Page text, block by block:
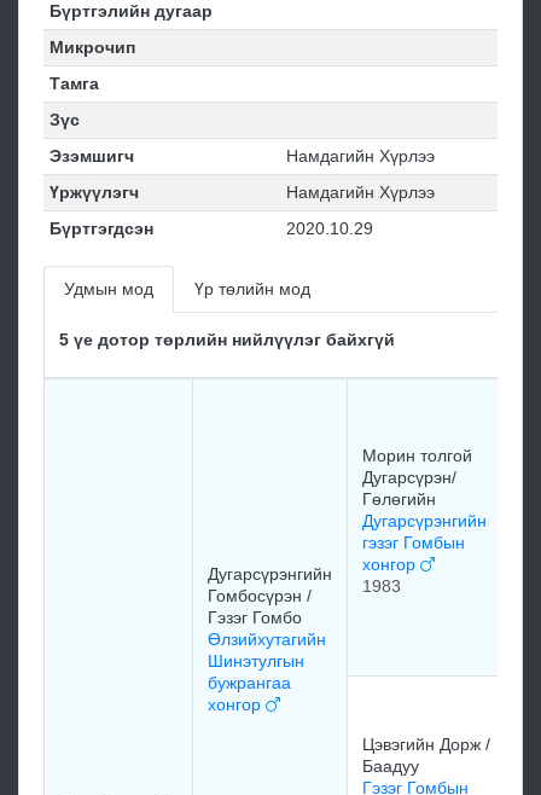
Бүртгэлийн дугаар
Микрочип
Тамга
Зүс
Эзэмшигч
Намдагийн Хүрлээ
Үржүүлэгч
Намдагийн Хүрлээ
Бүртгэгдсэн
2020.10.29
Удмын мод Үр төлийн мод
5 үе дотор төрлийн нийлүүлэг байхгүй
Дугарсүрэнгийн
Гомбосүрэн /
Гэзэг Гомбо
Өлзийхутагийн
Шинэтулгын
бужрангаа
хонгор
Морин толгой
Дугарсүрэн/
Гөлөгийн
Дугарсүрэнгийн
гэзэг Гомбын
хонгор
1983
Цэвэгийн Дорж /
Баадуу
Гэзэг Гомбын